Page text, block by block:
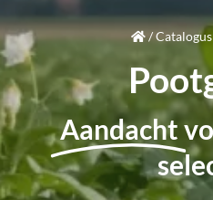
/Catalogus
Aandacht